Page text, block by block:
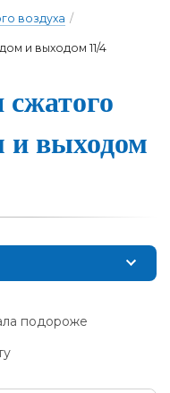
воздуха /
и выходом 11/4
и вы­хо­дом
подороже